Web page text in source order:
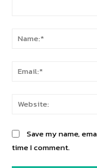
Save my name,
time I comment.